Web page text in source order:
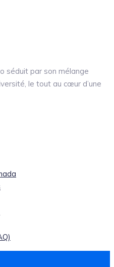
séduit par son mélange
le tout au cœur d’une